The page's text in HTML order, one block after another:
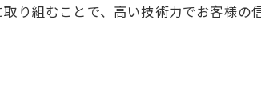
り組むことで、高い技術力でお客様の